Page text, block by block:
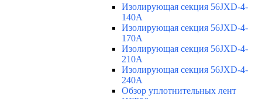
Изолирующая секция 56JXD-4-
140A
Изолирующая секция 56JXD-4-
170A
Изолирующая секция 56JXD-4-
210A
Изолирующая секция 56JXD-4-
240A
Обзор уплотнительных лент